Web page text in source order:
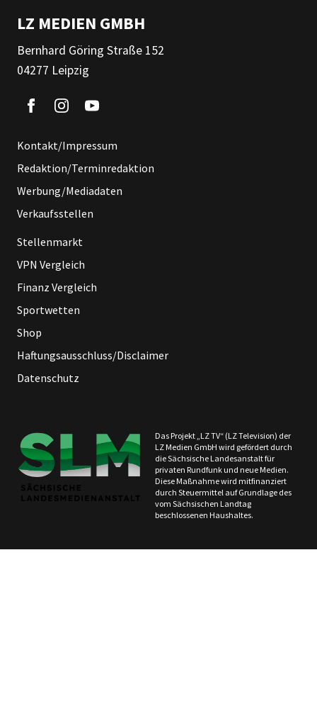
LZ MEDIEN GMBH
Bernhard Göring Straße 152
04277 Leipzig
Kontakt/Impressum
Redaktion/Terminredaktion
Werbung/Mediadaten
Verkaufsstellen
Stellenmarkt
VPN Vergleich
Finanz Vergleich
Sportwetten
Shop
Haftungsausschluss/Disclaimer
Datenschutz
Das Projekt „LZ TV“ (LZ Television) der
LZ Medien GmbH wird gefördert durch
die Sächsische Landesanstalt für
privaten Rundfunk und neue Medien.
Diese Maßnahme wird mitfinanziert
durch Steuermittel auf Grundlage des
vom Sächsischen Landtag
beschlossenen Haushaltes.